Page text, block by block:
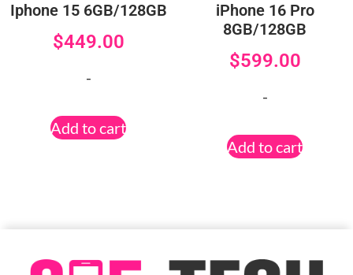
Iphone 15 6GB/128GB
$449.00
-
Add to cart
iPhone 16 Pro
8GB/128GB
$599.00
-
Add to cart